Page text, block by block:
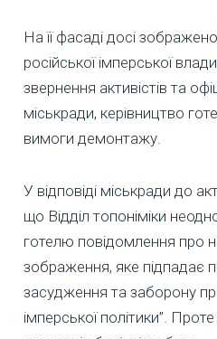
На її фасаді досі
російської імперської
звернення активістів та
міськради, керівництво
вимоги демонтажу.
У відповіді міськради до
що Відділ топоніміки
готелю повідомлення про
зображення, яке підпадає
засудження та заборону
імперської політики”. Проте